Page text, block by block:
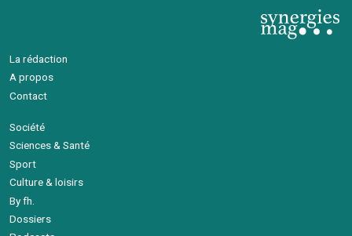
La rédaction
A propos
Contact
Société
Sciences & Santé
Sport
Culture & loisirs
By fh.
Dossiers